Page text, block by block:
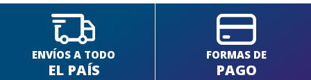
ENVÍOS A TODO
EL PAÍS
FORMAS DE
PAGO